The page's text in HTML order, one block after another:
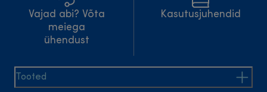
Vajad abi? Võta
meiega
ühendust
Kasutusjuhendid
Tooted